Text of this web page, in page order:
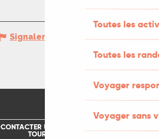
Toutes les
Toutes les
Voyager
Voyager sans
Signaler une erreur
CONTACTER UN OFFICE DE
TOURISME